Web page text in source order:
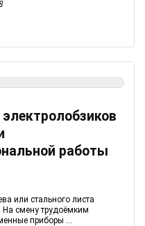
работы
или стального листа
смену трудоёмким
приборы ...